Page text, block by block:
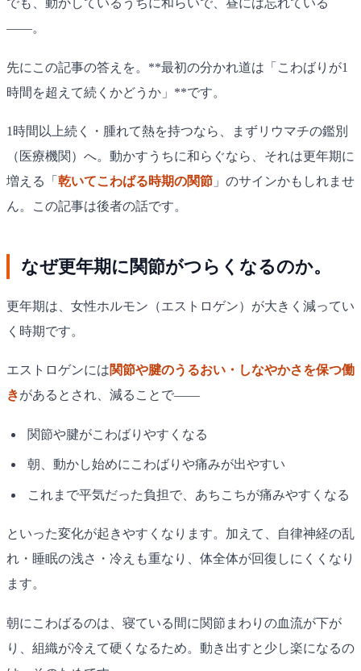
でも、動かしているうちに和らいで、昼には忘れている
——。
先にこの記事の答えを。**最初の分かれ道は「こわばりが1
時間を超えて続くかどうか」**です。
1時間以上続く・腫れて熱を持つなら、まずリウマチの鑑別
（医療機関）へ。動かすうちに和らぐなら、それは更年期に
増える「 乾いてこわばる時期の関節 」のサインかもしれませ
ん。この記事は後者の話です。
なぜ更年期に関節がつらくなるのか。
更年期は、女性ホルモン（エストロゲン）が大きく減ってい
く時期です。
エストロゲンには関節や腱のうるおい・しなやかさを保つ働
きがあるとされ、減ることで——
関節や腱がこわばりやすくなる
朝、動かし始めにこわばりや痛みが出やすい
これまで平気だった負担で、あちこちが痛みやすくなる
といった変化が起きやすくなります。加えて、自律神経の乱
れ・睡眠の浅さ・冷えも重なり、体全体が回復しにくくなり
ます。
朝にこわばるのは、寝ている間に関節まわりの血流が下が
り、組織が冷えて硬くなるため。動き出すと少し楽になるの